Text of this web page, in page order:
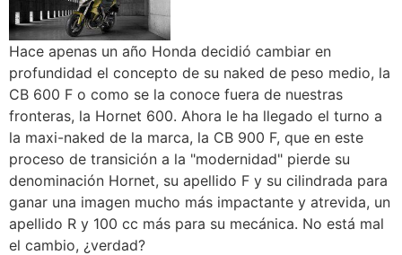
Hace apenas un año Honda decidió cambiar en
profundidad el concepto de su naked de peso medio, la
CB 600 F o como se la conoce fuera de nuestras
fronteras, la Hornet 600. Ahora le ha llegado el turno a
la maxi-naked de la marca, la CB 900 F, que en este
proceso de transición a la "modernidad" pierde su
denominación Hornet, su apellido F y su cilindrada para
ganar una imagen mucho más impactante y atrevida, un
apellido R y 100 cc más para su mecánica. No está mal
el cambio, ¿verdad?